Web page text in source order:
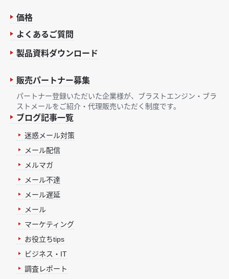
価格
よくあるご質問
製品資料ダウンロード
販売パートナー募集
パートナー登録いただいた企業様が、ブラストエンジン・ブラ
ストメールをご紹介・代理販売いただく制度です。
ブログ記事一覧
迷惑メール対策
メール配信
メルマガ
メール不達
メール遅延
メール
マーケティング
お役立ちtips
ビジネス・IT
調査レポート